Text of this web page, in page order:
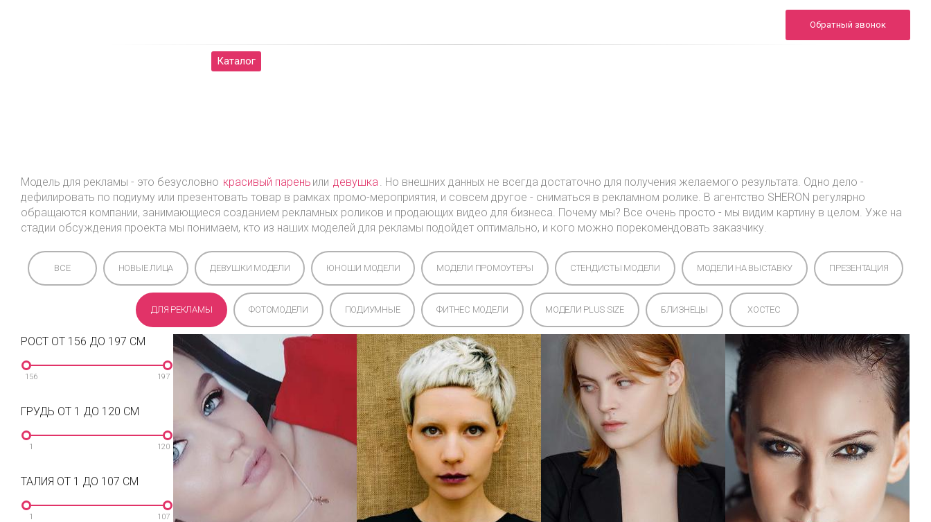
Обратный звонок
Каталог
Модель для рекламы - это безусловно красивый парень или девушка. Но внешних данных не всегда достаточно для получения желаемого результата. Одно дело -
дефилировать по подиуму или презентовать товар в рамках промо-мероприятия, и совсем другое - сниматься в рекламном ролике. В агентство SHERON регулярно
обращаются компании, занимающиеся созданием рекламных роликов и продающих видео для бизнеса. Почему мы? Все очень просто - мы видим картину в целом. Уже на
стадии обсуждения проекта мы понимаем, кто из наших моделей для рекламы подойдет оптимально, и кого можно порекомендовать заказчику.
ВСЕ НОВЫЕ ЛИЦА ДЕВУШКИ МОДЕЛИ ЮНОШИ МОДЕЛИ МОДЕЛИ ПРОМОУТЕРЫ СТЕНДИСТЫ МОДЕЛИ МОДЕЛИ НА ВЫСТАВКУ ПРЕЗЕНТАЦИЯ
ДЛЯ РЕКЛАМЫ ФОТОМОДЕЛИ ПОДИУМНЫЕ ФИТНЕС МОДЕЛИ МОДЕЛИ PLUS SIZE БЛИЗНЕЦЫ ХОСТЕС
РОСТ ОТ 156 ДО 197 СМ
156 197
ГРУДЬ ОТ 1 ДО 120 СМ
1 120
ТАЛИЯ ОТ 1 ДО 107 СМ
1 107